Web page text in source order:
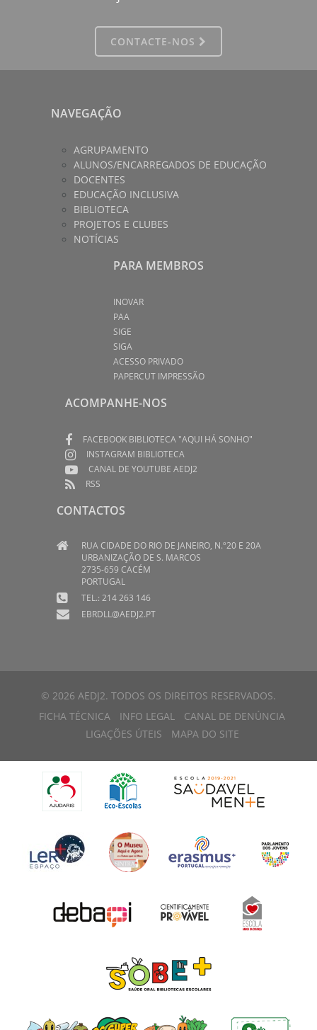
CONTACTE-NOS
NAVEGAÇÃO
AGRUPAMENTO
ALUNOS/ENCARREGADOS DE EDUCAÇÃO
DOCENTES
EDUCAÇÃO INCLUSIVA
BIBLIOTECA
PROJETOS E CLUBES
NOTÍCIAS
PARA MEMBROS
INOVAR
PAA
SIGE
SIGA
ACESSO PRIVADO
PAPERCUT IMPRESSÃO
ACOMPANHE-NOS
FACEBOOK BIBLIOTECA "AQUI HÁ SONHO"
INSTAGRAM BIBLIOTECA
CANAL DE YOUTUBE AEDJ2
RSS
CONTACTOS
RUA CIDADE DO RIO DE JANEIRO, N.º20 E 20A
URBANIZAÇÃO DE S. MARCOS
2735-659 CACÉM
PORTUGAL
TEL.: 214 263 146
EBRDLL@AEDJ2.PT
© 2026 AEDJ2. TODOS OS DIREITOS RESERVADOS.
FICHA TÉCNICA
INFO LEGAL
CANAL DE DENÚNCIA
LIGAÇÕES ÚTEIS
MAPA DO SITE